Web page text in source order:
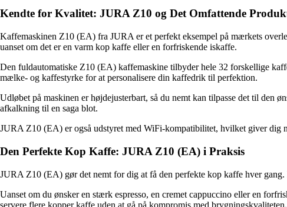
Kendte for Kvalitet: JURA Z10 og Det Omfattende
Kaffemaskinen Z10 (EA) fra JURA er et perfekt eksempel på mærkets
uanset om det er en varm kop kaffe eller en forfriskende iskaffe.
Den fuldautomatiske Z10 (EA) kaffemaskine tilbyder hele 32 forskellige
mælke- og kaffestyrke for at personalisere din kaffedrik til perfektion.
Udløbet på maskinen er højdejusterbart, så du nemt kan tilpasse det til
afkalkning til en saga blot.
JURA Z10 (EA) er også udstyret med WiFi-kompatibilitet, hvilket giver dig
Den Perfekte Kop Kaffe: JURA Z10 (EA) i Praksis
JURA Z10 (EA) gør det nemt for dig at få den perfekte kop kaffe hver
Uanset om du ønsker en stærk espresso, en cremet cappuccino eller en
servere flere kopper kaffe uden at gå på kompromis med brygningskvaliteten.